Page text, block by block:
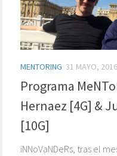
MENTORING 31 MAYO, 2016
Programa
Hernaez [4G] &
[10G]
iNNoVaNDeRs, tras el